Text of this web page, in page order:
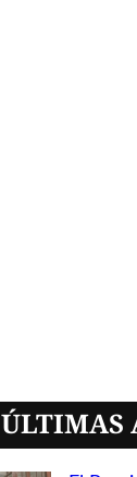
ÚLTIMAS